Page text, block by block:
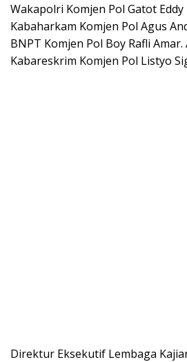
Wakapolri Komjen Pol Gatot Eddy
Kabaharkam Komjen Pol Agus
BNPT Komjen Pol Boy Rafli Amar.
Kabareskrim Komjen Pol Listyo
Direktur Eksekutif Lembaga